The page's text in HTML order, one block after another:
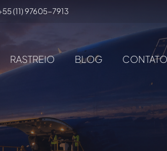
(11) 97605-7913
RASTREIO BLOG CONTATO